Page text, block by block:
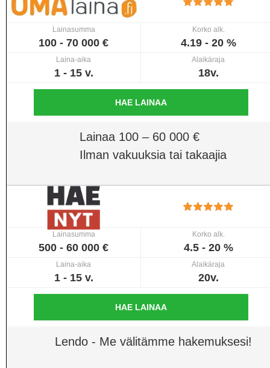
Lainasumma
100 - 70 000 €
Korko alk.
4.19 - 20 %
Laina-aika
1 - 15 v.
Alaikäraja
18v.
HAE LAINAA
Lainaa 100 – 60 000 €
Ilman vakuuksia tai takaajia
Lainasumma
500 - 60 000 €
Korko alk.
4.5 - 20 %
Laina-aika
1 - 15 v.
Alaikäraja
20v.
HAE LAINAA
Lendo - Me välitämme hakemuksesi!